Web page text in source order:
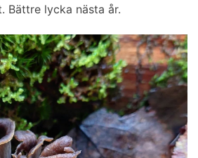
Bättre lycka nästa år.